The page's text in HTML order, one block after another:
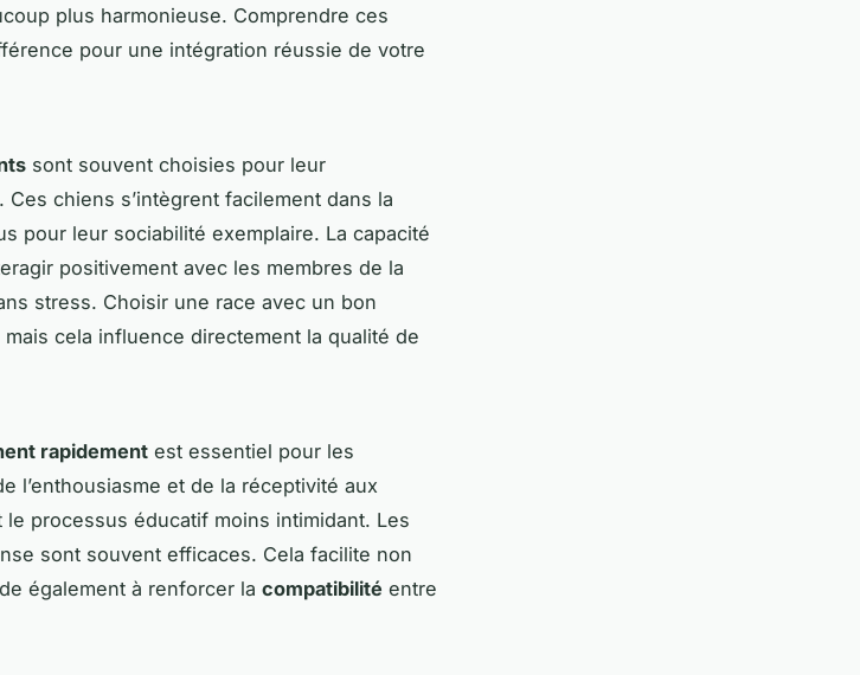
plus harmonieuse. Comprendre ces
pour une intégration réussie de votre
sont souvent choisies pour leur
. Ces chiens s’intègrent facilement dans la
pour leur sociabilité exemplaire. La capacité
positivement avec les membres de la
stress. Choisir une race avec un bon
cela influence directement la qualité de
rapidement est essentiel pour les
l’enthousiasme et de la réceptivité aux
le processus éducatif moins intimidant. Les
sont souvent efficaces. Cela facilite non
également à renforcer la compatibilité entre